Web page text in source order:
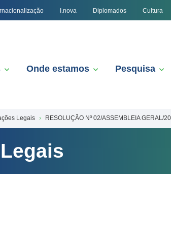
I.nova Diplomados Cultura
Onde estamos Pesquisa
Legais RESOLUÇÃO Nº 02/ASSEMBLEIA GERAL/